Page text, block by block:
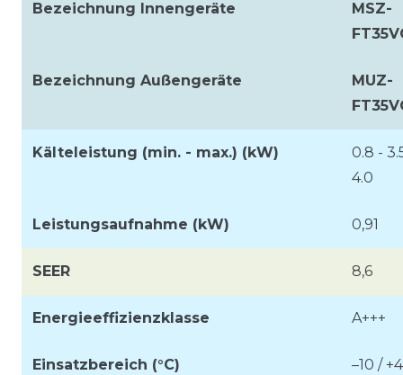
Bezeichnung Innengeräte
MSZ-
Bezeichnung Außengeräte
MUZ-
Kälteleistung (min. - max.) (kW)
0.8 -
4.0
Leistungsaufnahme (kW) 0,91
SEER 8,6
Energieeffizienzklasse A+++
Einsatzbereich (°C) –10 /